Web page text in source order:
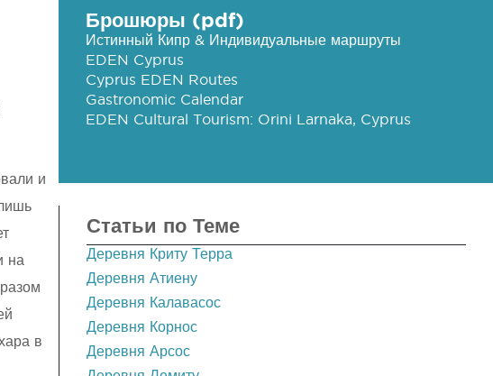
и
на
в
Брошюры (pdf)
Истинный Кипр & Индивидуальные маршруты
EDEN Cyprus
Cyprus EDEN Routes
Gastronomic Calendar
EDEN Cultural Tourism: Orini Larnaka, Cyprus
Статьи по Теме
Деревня Криту Терра
Деревня Атиену
Деревня Калавасос
Деревня Корнос
Деревня Арсос